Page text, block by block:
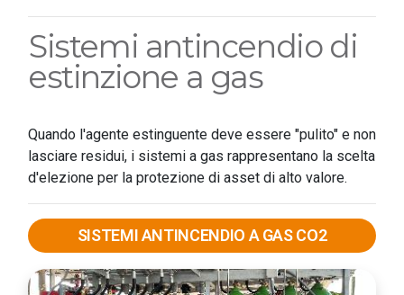
Sistemi antincendio di
estinzione a gas
Quando l'agente estinguente deve essere "pulito" e non
lasciare residui, i sistemi a gas rappresentano la scelta
d'elezione per la protezione di asset di alto valore.
SISTEMI ANTINCENDIO A GAS CO2